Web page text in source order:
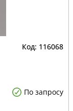
116068
По запросу